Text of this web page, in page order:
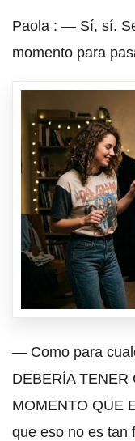
Paola : — Sí, sí.
momento para
— Como para
DEBERÍA TENER
MOMENTO QUE
que eso no es tan